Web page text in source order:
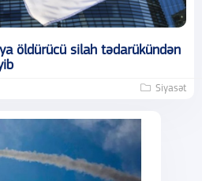
öldürücü silah tədarükündən
Siyasət